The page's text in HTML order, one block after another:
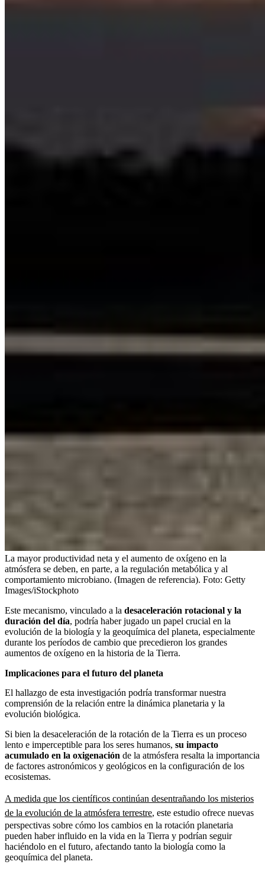
La mayor productividad neta y el aumento de oxígeno en la
atmósfera se deben, en parte, a la regulación metabólica y al
comportamiento microbiano. (Imagen de referencia). Foto: Getty
Images/iStockphoto
Este mecanismo, vinculado a la desaceleración rotacional y la
duración del día, podría haber jugado un papel crucial en la
evolución de la biología y la geoquímica del planeta, especialmente
durante los períodos de cambio que precedieron los grandes
aumentos de oxígeno en la historia de la Tierra.
Implicaciones para el futuro del planeta
El hallazgo de esta investigación podría transformar nuestra
comprensión de la relación entre la dinámica planetaria y la
evolución biológica.
Si bien la desaceleración de la rotación de la Tierra es un proceso
lento e imperceptible para los seres humanos, su impacto
acumulado en la oxigenación de la atmósfera resalta la importancia
de factores astronómicos y geológicos en la configuración de los
ecosistemas.
A medida que los científicos continúan desentrañando los misterios
de la evolución de la atmósfera terrestre, este estudio ofrece nuevas
perspectivas sobre cómo los cambios en la rotación planetaria
pueden haber influido en la vida en la Tierra y podrían seguir
haciéndolo en el futuro, afectando tanto la biología como la
geoquímica del planeta.